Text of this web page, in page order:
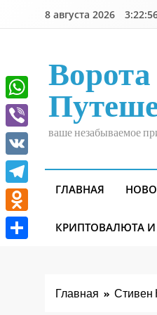
8 августа 2026
Ворота
ваше незабываемое
ГЛАВНАЯ
КРИПТОВАЛЮТА И
Главная Стивен
WhatsApp
Viber
VK
Telegram
Odnoklassniki